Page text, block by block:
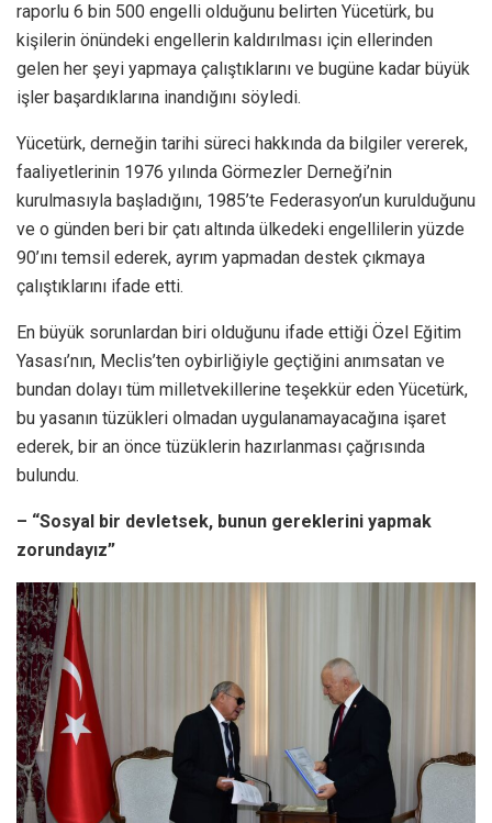
raporlu 6 bin 500 engelli olduğunu belirten Yücetürk, bu
kişilerin önündeki engellerin kaldırılması için ellerinden
gelen her şeyi yapmaya çalıştıklarını ve bugüne kadar büyük
işler başardıklarına inandığını söyledi.
Yücetürk, derneğin tarihi süreci hakkında da bilgiler vererek,
faaliyetlerinin 1976 yılında Görmezler Derneği’nin
kurulmasıyla başladığını, 1985’te Federasyon’un kurulduğunu
ve o günden beri bir çatı altında ülkedeki engellilerin yüzde
90’ını temsil ederek, ayrım yapmadan destek çıkmaya
çalıştıklarını ifade etti.
En büyük sorunlardan biri olduğunu ifade ettiği Özel Eğitim
Yasası’nın, Meclis’ten oybirliğiyle geçtiğini anımsatan ve
bundan dolayı tüm milletvekillerine teşekkür eden Yücetürk,
bu yasanın tüzükleri olmadan uygulanamayacağına işaret
ederek, bir an önce tüzüklerin hazırlanması çağrısında
bulundu.
– “Sosyal bir devletsek, bunun gereklerini yapmak
zorundayız”